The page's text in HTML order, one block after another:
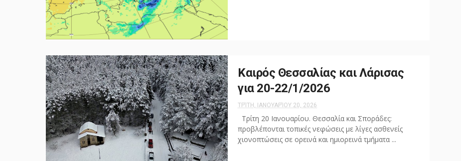
Καιρός Θεσσαλίας και Λάρισας
για 20-22/1/2026
ΤΡΊΤΗ, ΙΑΝΟΥΑΡΊΟΥ 20, 2026
Τρίτη 20 Ιανουαρίου. Θεσσαλία και Σποράδες:
προβλέπονται τοπικές νεφώσεις με λίγες ασθενείς
χιονοπτώσεις σε ορεινά και ημιορεινά τμήματα ...